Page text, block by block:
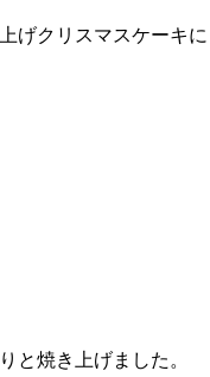
げクリスマスケーキに
と焼き上げました。